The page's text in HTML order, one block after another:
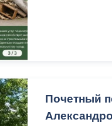
Почетный